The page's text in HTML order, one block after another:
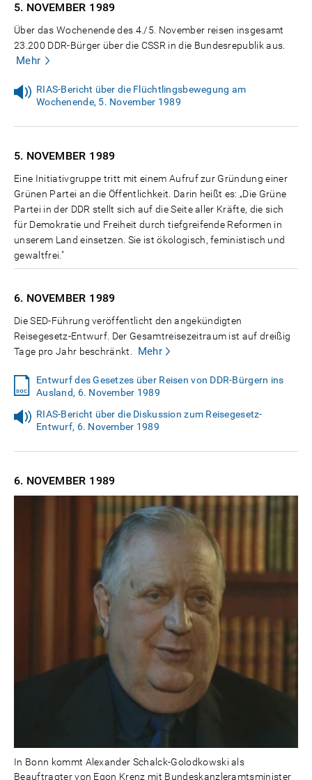
5. NOVEMBER 1989
Über das Wochenende des 4./5. November reisen insgesamt
23.200 DDR-Bürger über die CSSR in die Bundesrepublik aus.
Mehr
RIAS-Bericht über die Flüchtlingsbewegung am
Wochenende, 5. November 1989
5. NOVEMBER 1989
Eine Initiativgruppe tritt mit einem Aufruf zur Gründung einer
Grünen Partei an die Öffentlichkeit. Darin heißt es: „Die Grüne
Partei in der DDR stellt sich auf die Seite aller Kräfte, die sich
für Demokratie und Freiheit durch tiefgreifende Reformen in
unserem Land einsetzen. Sie ist ökologisch, feministisch und
gewaltfrei."
6. NOVEMBER 1989
Die SED-Führung veröffentlicht den angekündigten
Reisegesetz-Entwurf. Der Gesamtreisezeitraum ist auf dreißig
Tage pro Jahr beschränkt.
Mehr
Entwurf des Gesetzes über Reisen von DDR-Bürgern ins
Ausland, 6. November 1989
RIAS-Bericht über die Diskussion zum Reisegesetz-
Entwurf, 6. November 1989
6. NOVEMBER 1989
In Bonn kommt Alexander Schalck-Golodkowski als
Beauftragter von Egon Krenz mit Bundeskanzleramtsminister